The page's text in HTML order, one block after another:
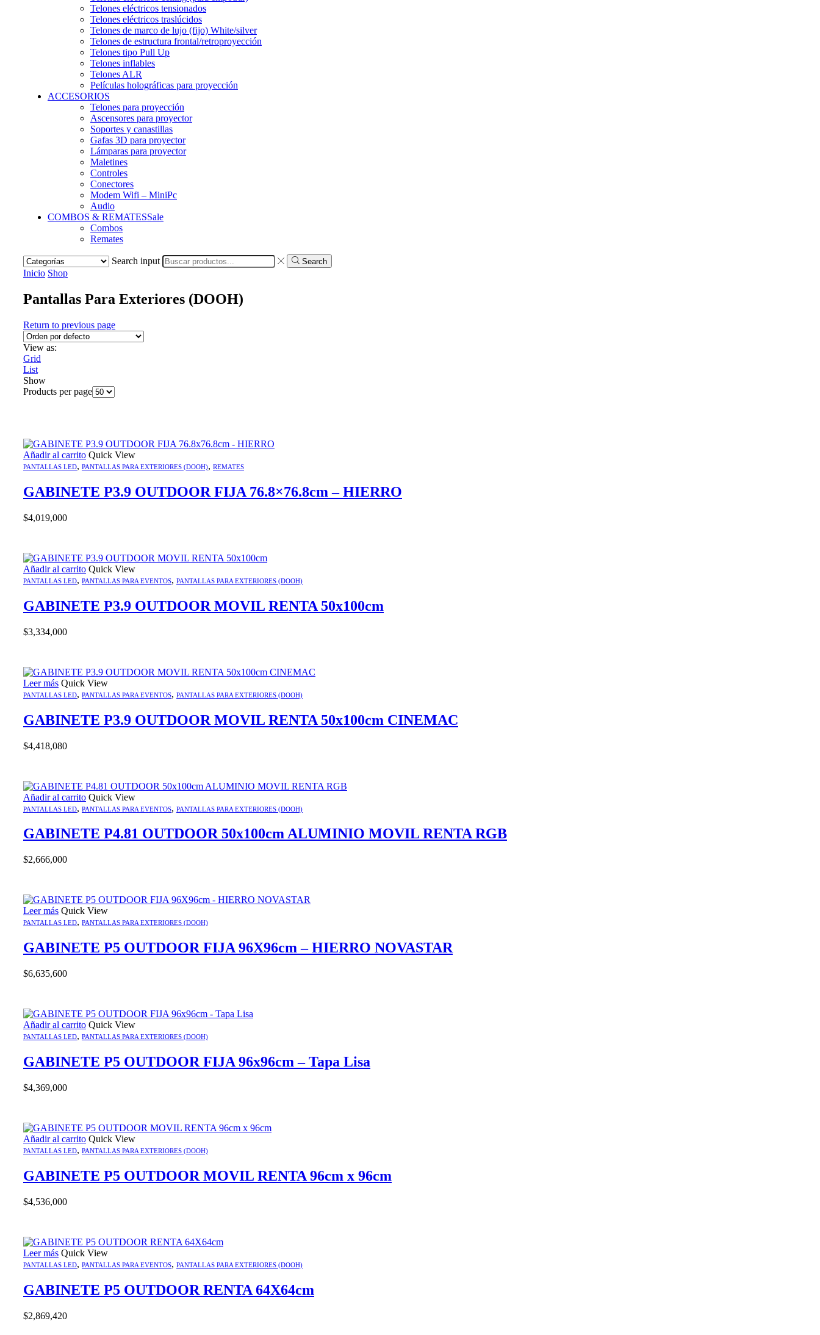
Telones eléctricos tensionados
Telones eléctricos traslúcidos
Telones de marco de lujo (fijo) White/silver
Telones de estructura frontal/retroproyección
Telones tipo Pull Up
Telones inflables
Telones ALR
Películas holográficas para proyección
ACCESORIOS
Telones para proyección
Ascensores para proyector
Soportes y canastillas
Gafas 3D para proyector
Lámparas para proyector
Maletines
Controles
Conectores
Modem Wifi – MiniPc
Audio
COMBOS & REMATESSale
Combos
Remates
Search input Search
Inicio Shop
Pantallas Para Exteriores (DOOH)
Return to previous page
View as:
Grid
List
Show
Products per page
Añadir al carrito Quick View
PANTALLAS LED, PANTALLAS PARA EXTERIORES (DOOH), REMATES
GABINETE P3.9 OUTDOOR FIJA 76.8×76.8cm – HIERRO
$4,019,000
Añadir al carrito Quick View
PANTALLAS LED, PANTALLAS PARA EVENTOS, PANTALLAS PARA EXTERIORES (DOOH)
GABINETE P3.9 OUTDOOR MOVIL RENTA 50x100cm
$3,334,000
Leer más Quick View
PANTALLAS LED, PANTALLAS PARA EVENTOS, PANTALLAS PARA EXTERIORES (DOOH)
GABINETE P3.9 OUTDOOR MOVIL RENTA 50x100cm CINEMAC
$4,418,080
Añadir al carrito Quick View
PANTALLAS LED, PANTALLAS PARA EVENTOS, PANTALLAS PARA EXTERIORES (DOOH)
GABINETE P4.81 OUTDOOR 50x100cm ALUMINIO MOVIL RENTA RGB
$2,666,000
Leer más Quick View
PANTALLAS LED, PANTALLAS PARA EXTERIORES (DOOH)
GABINETE P5 OUTDOOR FIJA 96X96cm – HIERRO NOVASTAR
$6,635,600
Añadir al carrito Quick View
PANTALLAS LED, PANTALLAS PARA EXTERIORES (DOOH)
GABINETE P5 OUTDOOR FIJA 96x96cm – Tapa Lisa
$4,369,000
Añadir al carrito Quick View
PANTALLAS LED, PANTALLAS PARA EXTERIORES (DOOH)
GABINETE P5 OUTDOOR MOVIL RENTA 96cm x 96cm
$4,536,000
Leer más Quick View
PANTALLAS LED, PANTALLAS PARA EVENTOS, PANTALLAS PARA EXTERIORES (DOOH)
GABINETE P5 OUTDOOR RENTA 64X64cm
$2,869,420